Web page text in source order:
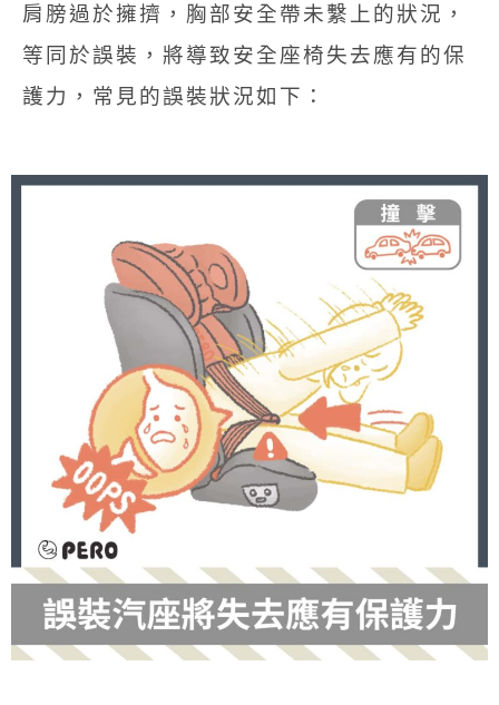
肩膀過於擁擠，胸部安全帶未繫上的狀況，
等同於誤裝，將導致安全座椅失去應有的保
護力，常見的誤裝狀況如下：